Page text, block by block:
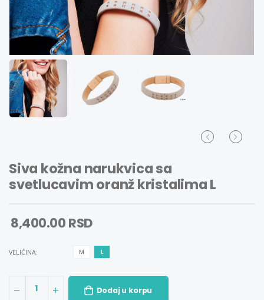
Siva kožna narukvica sa
svetlucavim oranž kristalima L
8,400.00 RSD
VELIČINA: M L
1 Dodaj u korpu